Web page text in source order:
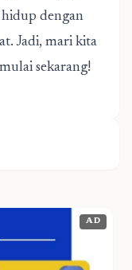
dengan
Jadi, mari kita
sekarang!
AD